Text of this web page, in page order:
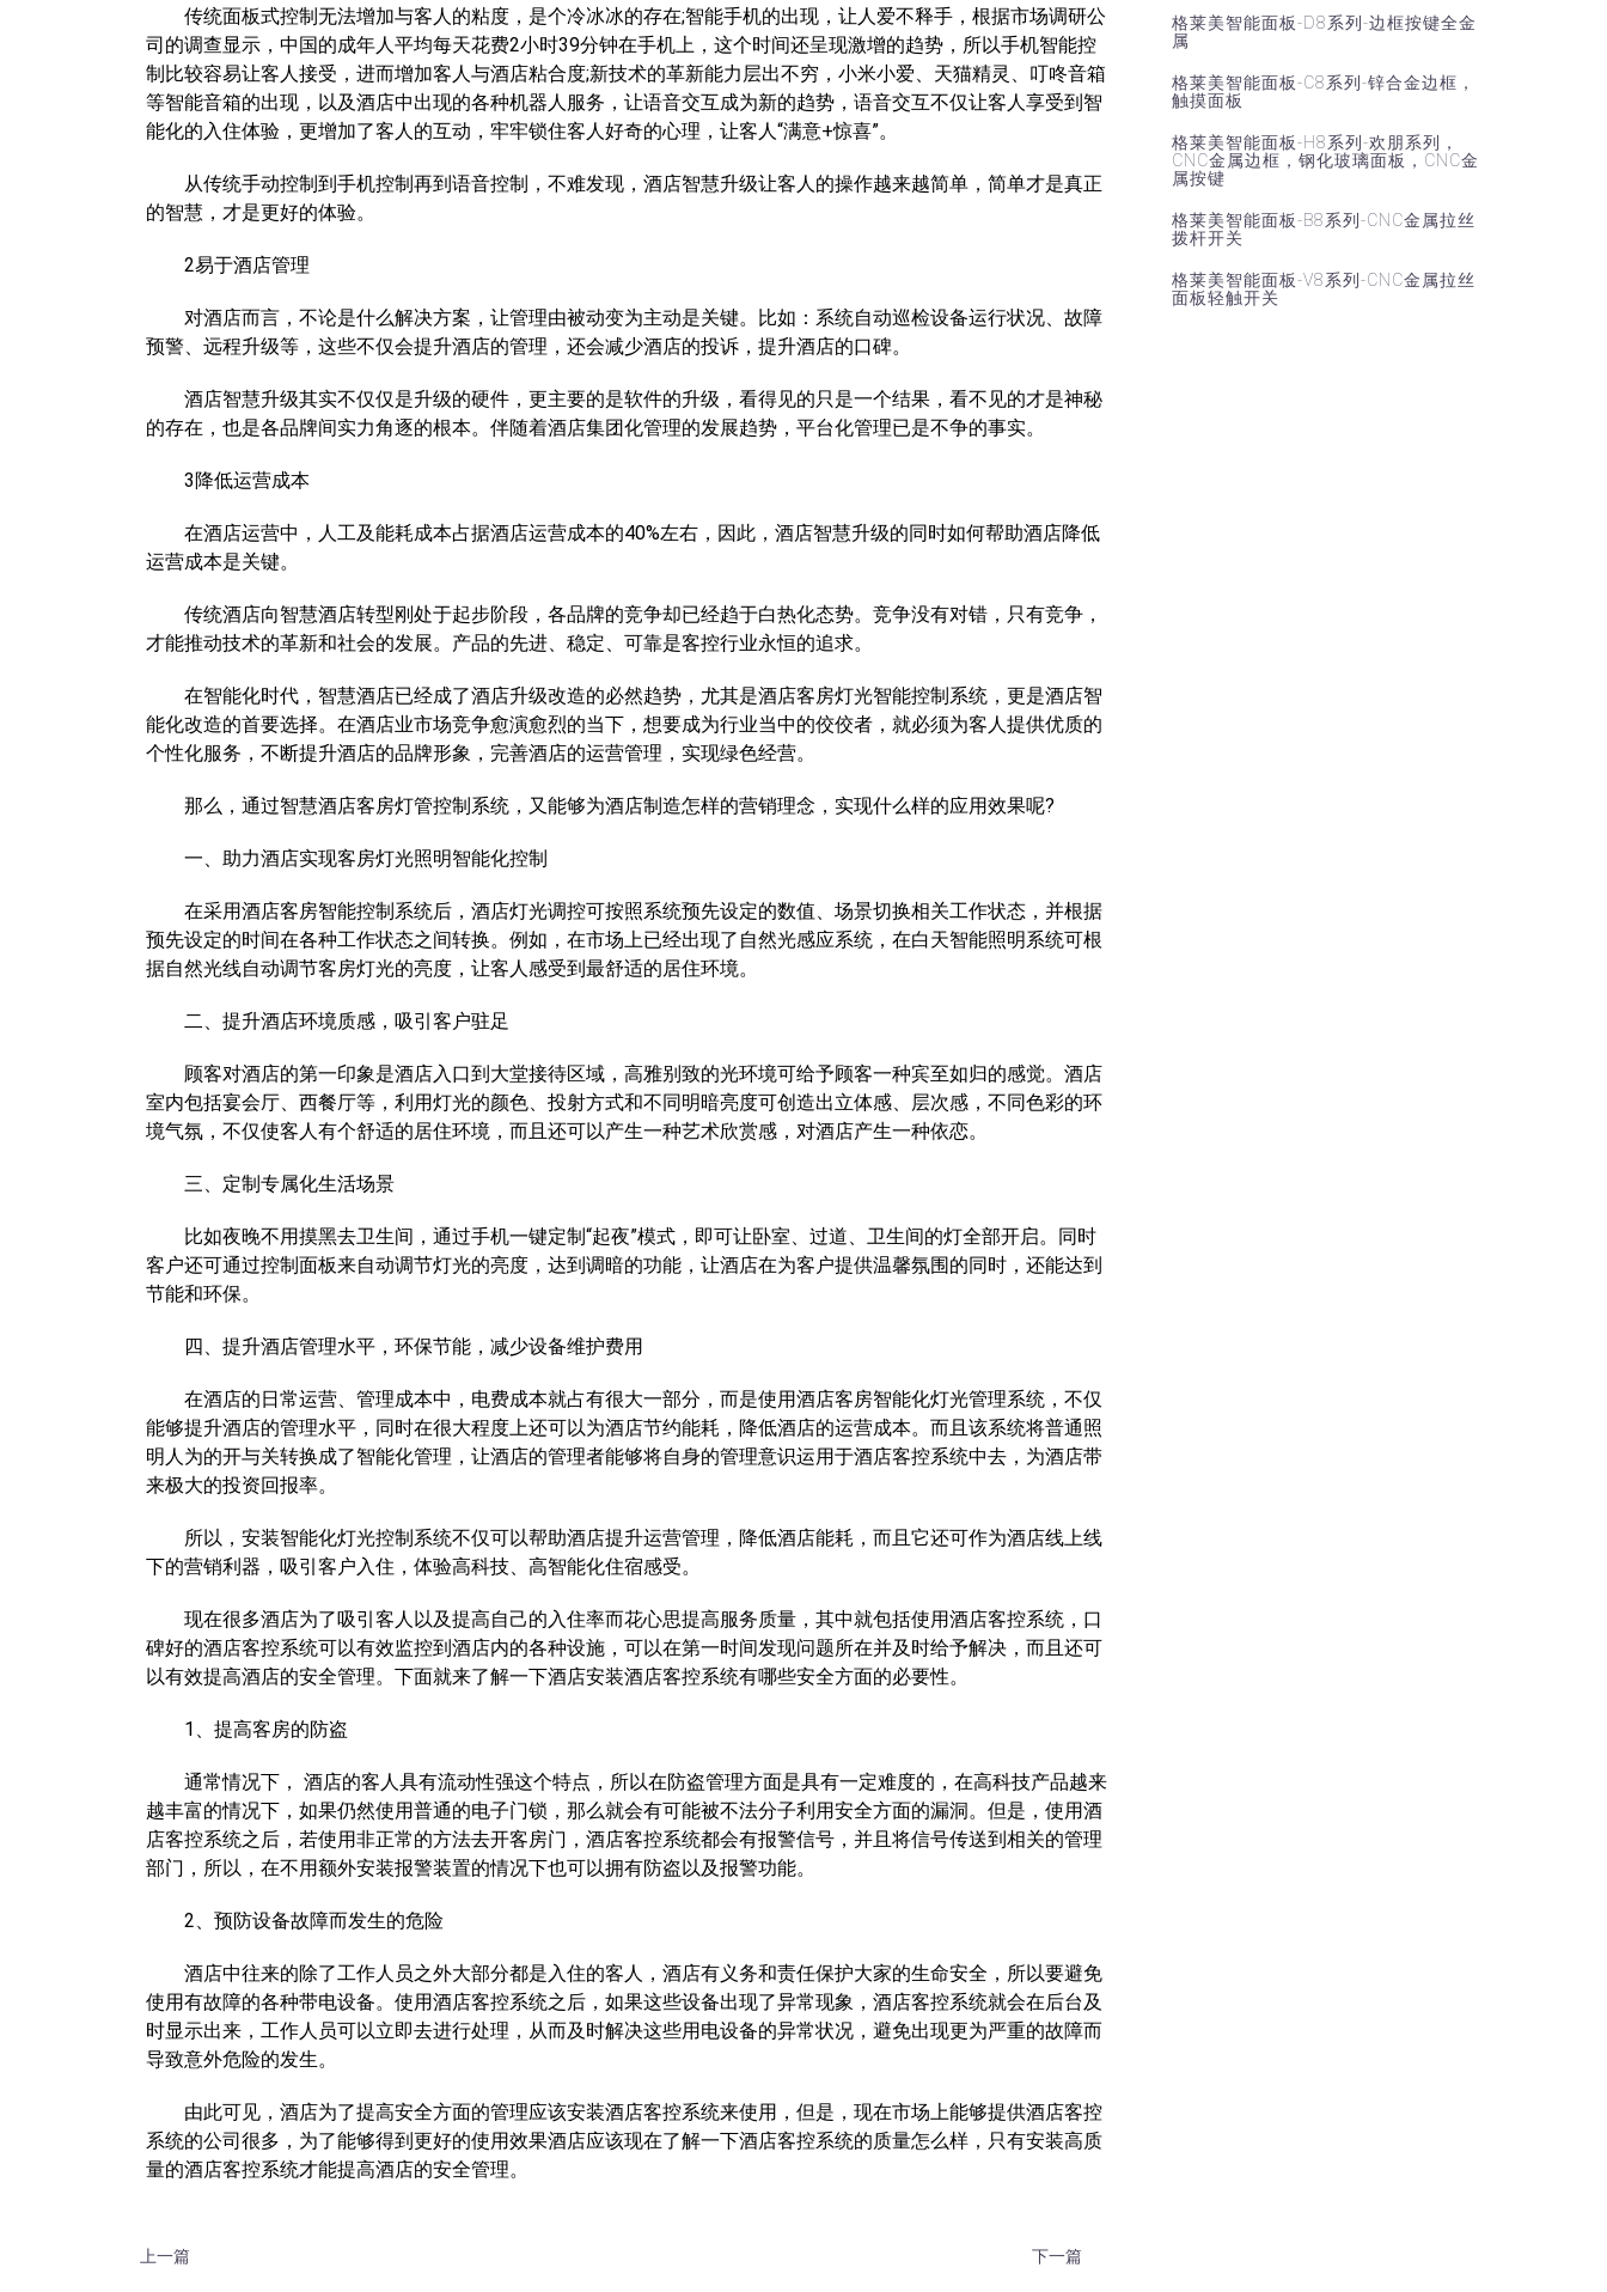
传统面板式控制无法增加与客人的粘度，是个冷冰冰的存在;智能手机的出现，让人爱不释手，根据市场调研公
司的调查显示，中国的成年人平均每天花费2小时39分钟在手机上，这个时间还呈现激增的趋势，所以手机智能控
制比较容易让客人接受，进而增加客人与酒店粘合度;新技术的革新能力层出不穷，小米小爱、天猫精灵、叮咚音箱
等智能音箱的出现，以及酒店中出现的各种机器人服务，让语音交互成为新的趋势，语音交互不仅让客人享受到智
能化的入住体验，更增加了客人的互动，牢牢锁住客人好奇的心理，让客人“满意+惊喜”。
从传统手动控制到手机控制再到语音控制，不难发现，酒店智慧升级让客人的操作越来越简单，简单才是真正
的智慧，才是更好的体验。
2易于酒店管理
对酒店而言，不论是什么解决方案，让管理由被动变为主动是关键。比如：系统自动巡检设备运行状况、故障
预警、远程升级等，这些不仅会提升酒店的管理，还会减少酒店的投诉，提升酒店的口碑。
酒店智慧升级其实不仅仅是升级的硬件，更主要的是软件的升级，看得见的只是一个结果，看不见的才是神秘
的存在，也是各品牌间实力角逐的根本。伴随着酒店集团化管理的发展趋势，平台化管理已是不争的事实。
3降低运营成本
在酒店运营中，人工及能耗成本占据酒店运营成本的40%左右，因此，酒店智慧升级的同时如何帮助酒店降低
运营成本是关键。
传统酒店向智慧酒店转型刚处于起步阶段，各品牌的竞争却已经趋于白热化态势。竞争没有对错，只有竞争，
才能推动技术的革新和社会的发展。产品的先进、稳定、可靠是客控行业永恒的追求。
在智能化时代，智慧酒店已经成了酒店升级改造的必然趋势，尤其是酒店客房灯光智能控制系统，更是酒店智
能化改造的首要选择。在酒店业市场竞争愈演愈烈的当下，想要成为行业当中的佼佼者，就必须为客人提供优质的
个性化服务，不断提升酒店的品牌形象，完善酒店的运营管理，实现绿色经营。
那么，通过智慧酒店客房灯管控制系统，又能够为酒店制造怎样的营销理念，实现什么样的应用效果呢?
一、助力酒店实现客房灯光照明智能化控制
在采用酒店客房智能控制系统后，酒店灯光调控可按照系统预先设定的数值、场景切换相关工作状态，并根据
预先设定的时间在各种工作状态之间转换。例如，在市场上已经出现了自然光感应系统，在白天智能照明系统可根
据自然光线自动调节客房灯光的亮度，让客人感受到最舒适的居住环境。
二、提升酒店环境质感，吸引客户驻足
顾客对酒店的第一印象是酒店入口到大堂接待区域，高雅别致的光环境可给予顾客一种宾至如归的感觉。酒店
室内包括宴会厅、西餐厅等，利用灯光的颜色、投射方式和不同明暗亮度可创造出立体感、层次感，不同色彩的环
境气氛，不仅使客人有个舒适的居住环境，而且还可以产生一种艺术欣赏感，对酒店产生一种依恋。
三、定制专属化生活场景
比如夜晚不用摸黑去卫生间，通过手机一键定制“起夜”模式，即可让卧室、过道、卫生间的灯全部开启。同时
客户还可通过控制面板来自动调节灯光的亮度，达到调暗的功能，让酒店在为客户提供温馨氛围的同时，还能达到
节能和环保。
四、提升酒店管理水平，环保节能，减少设备维护费用
在酒店的日常运营、管理成本中，电费成本就占有很大一部分，而是使用酒店客房智能化灯光管理系统，不仅
能够提升酒店的管理水平，同时在很大程度上还可以为酒店节约能耗，降低酒店的运营成本。而且该系统将普通照
明人为的开与关转换成了智能化管理，让酒店的管理者能够将自身的管理意识运用于酒店客控系统中去，为酒店带
来极大的投资回报率。
所以，安装智能化灯光控制系统不仅可以帮助酒店提升运营管理，降低酒店能耗，而且它还可作为酒店线上线
下的营销利器，吸引客户入住，体验高科技、高智能化住宿感受。
现在很多酒店为了吸引客人以及提高自己的入住率而花心思提高服务质量，其中就包括使用酒店客控系统，口
碑好的酒店客控系统可以有效监控到酒店内的各种设施，可以在第一时间发现问题所在并及时给予解决，而且还可
以有效提高酒店的安全管理。下面就来了解一下酒店安装酒店客控系统有哪些安全方面的必要性。
1、提高客房的防盗
通常情况下， 酒店的客人具有流动性强这个特点，所以在防盗管理方面是具有一定难度的，在高科技产品越来
越丰富的情况下，如果仍然使用普通的电子门锁，那么就会有可能被不法分子利用安全方面的漏洞。但是，使用酒
店客控系统之后，若使用非正常的方法去开客房门，酒店客控系统都会有报警信号，并且将信号传送到相关的管理
部门，所以，在不用额外安装报警装置的情况下也可以拥有防盗以及报警功能。
2、预防设备故障而发生的危险
酒店中往来的除了工作人员之外大部分都是入住的客人，酒店有义务和责任保护大家的生命安全，所以要避免
使用有故障的各种带电设备。使用酒店客控系统之后，如果这些设备出现了异常现象，酒店客控系统就会在后台及
时显示出来，工作人员可以立即去进行处理，从而及时解决这些用电设备的异常状况，避免出现更为严重的故障而
导致意外危险的发生。
由此可见，酒店为了提高安全方面的管理应该安装酒店客控系统来使用，但是，现在市场上能够提供酒店客控
系统的公司很多，为了能够得到更好的使用效果酒店应该现在了解一下酒店客控系统的质量怎么样，只有安装高质
量的酒店客控系统才能提高酒店的安全管理。
上一篇 下一篇
格莱美智能面板-D8系列-边框按键全金
属
格莱美智能面板-C8系列-锌合金边框，
触摸面板
格莱美智能面板-H8系列-欢朋系列，
CNC金属边框，钢化玻璃面板，CNC金
属按键
格莱美智能面板-B8系列-CNC金属拉丝
拨杆开关
格莱美智能面板-V8系列-CNC金属拉丝
面板轻触开关